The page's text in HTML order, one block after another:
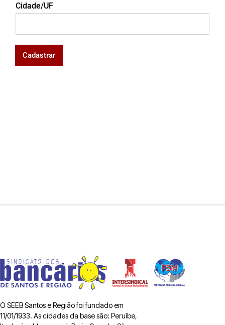
Cidade/UF
Cadastrar
O SEEB Santos e Região foi fundado em
11/01/1933. As cidades da base são: Peruíbe,